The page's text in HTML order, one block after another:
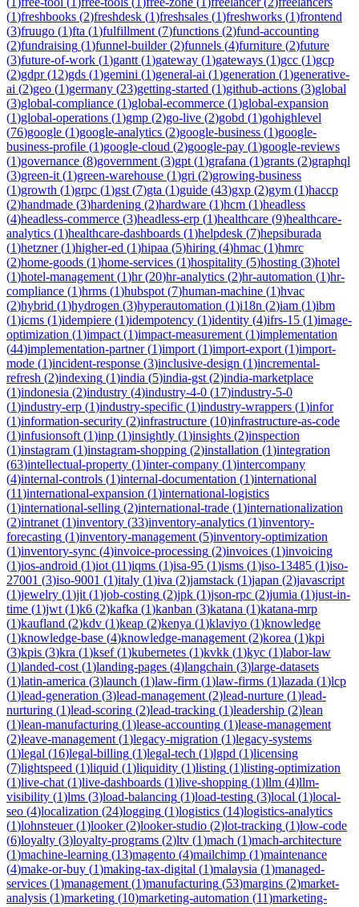
(1)freshbooks (2)freshdesk (1)freshsales (1)freshworks (1)frontend
(3)fruugo (1)fta (1)fulfillment (7)functions (2)fund-accounting
(2)fundraising (1)funnel-builder(2)funnels (4)furniture (2)future
(3)future-of-work (1)gantt (1)gateway (1)gateways (1)gcc (1)gcp
(2)gdpr(12)gds (1)gemini (1)general-ai (1)generation (1)generative-
ai (2)geo (1)germany (23)getting-started (1)github-actions (3)global
(3)global-compliance (1)global-ecommerce (1)global-expansion
(1)global-operations (1)gmp (2)go-live (2)gobd (1)gohighlevel
(76)google (1)google-analytics (2)google-business (1)google-
business-profile (1)google-cloud (2)google-pay (1)google-reviews
(1)governance (8)government (3)gpt (1)grafana (1)grants (2)graphql
(3)green-it (1)green-warehouse (1)gri (2)growing-business
(1)growth (1)grpc (1)gst (7)gta (1)guide (43)gxp (2)gym (1)haccp
(2)handmade (3)hardening (2)hardware (1)hcm (1)headless
(4)headless-commerce (3)headless-erp (1)healthcare (9)healthcare-
analytics (1)healthcare-dashboards (1)helpdesk (7)hepsiburada
(1)hetzner(1)higher-ed (1)hipaa (5)hiring (4)hmac (1)hmrc
(2)home-goods (1)home-services (1)hospitality (5)hosting (3)hotel
(1)hotel-management (1)hr(20)hr-analytics (2)hr-automation (1)hr-
compliance (1)hrms (1)hubspot (7)human-machine (1)hvac
(2)hybrid (1)hydrogen (3)hyperautomation (1)i18n (2)iam (1)ibm
(1)icms (1)idempiere (1)idempotency (1)identity (4)ifrs-15 (1)image-
optimization (1)impact (1)impact-measurement (1)implementation
(44)implementation-partner(1)import (1)import-export (1)import-
mode (1)incident-response (3)inclusive-design (1)incremental-
refresh (2)indexing (1)india (5)india-gst (2)india-marketplace
(1)indonesia (2)industry (4)industry-4-0 (17)industry-5-0
(1)industry-erp (1)industry-specific (1)industry-wrappers (1)infor
(1)information-security (2)infrastructure (10)infrastructure-as-code
(1)infusionsoft (1)inp (1)insightly (1)insights (2)inspection
(1)instagram (1)instagram-shopping (2)installation (1)integration
(63)intellectual-property (1)inter-company (1)intercompany
(4)internal-controls (1)internal-documentation (1)international
(11)international-expansion (1)international-logistics
(1)international-selling (2)international-trade (1)internationalization
(2)intranet (1)inventory (33)inventory-analytics (1)inventory-
forecasting (1)inventory-management (5)inventory-optimization
(1)inventory-sync (4)invoice-processing (2)invoices (1)invoicing
(1)ios-android (1)iot (11)iqms (1)isa-95 (1)isms (1)iso-13485 (1)iso-
27001 (3)iso-9001 (1)italy (1)iva (2)jamstack (1)japan (2)javascript
(1)jewelry (1)jit (1)job-costing (2)jpk (1)json-rpc (2)jumia (1)just-in-
time (1)jwt (1)k6 (2)kafka (1)kanban (3)katana (1)katana-mrp
(1)kaufland (2)kdv (1)keap (2)kenya (1)klaviyo (1)knowledge
(1)knowledge-base (4)knowledge-management (2)korea (1)kpi
(3)kpis (3)kra (1)ksef(1)kubernetes (1)kvkk (1)kyc (1)labor-law
(1)landed-cost (1)landing-pages (4)langchain (3)large-datasets
(1)latin-america (3)launch (1)law-firm (1)law-firms (1)lazada (1)lcp
(1)lead-generation (3)lead-management (2)lead-nurture (1)lead-
nurturing (1)lead-scoring (2)lead-tracking (1)leadership (2)lean
(1)lean-manufacturing (1)lease-accounting (1)lease-management
(2)leave-management (1)legacy-migration (1)legacy-systems
(1)legal (16)legal-billing (1)legal-tech (1)lgpd (1)licensing
(7)lightspeed (1)liquid (1)liquidity (1)listing (1)listing-optimization
(1)live-chat (1)live-dashboards (1)live-shopping (1)llm (4)llm-
visibility (1)lms (3)load-balancing (1)load-testing (3)local (1)local-
seo (4)localization (24)logging (1)logistics (14)logistics-analytics
(1)lohnsteuer(1)looker(2)looker-studio (2)lot-tracking (1)low-code
(6)loyalty (3)loyalty-programs (2)ltv (1)mach (1)mach-architecture
(1)machine-learning (13)magento (4)mailchimp (1)maintenance
(4)make-or-buy (1)making-tax-digital (1)malaysia (1)managed-
services (1)management (1)manufacturing (53)margins (2)market-
analysis (1)marketing (10)marketing-automation (11)marketing-